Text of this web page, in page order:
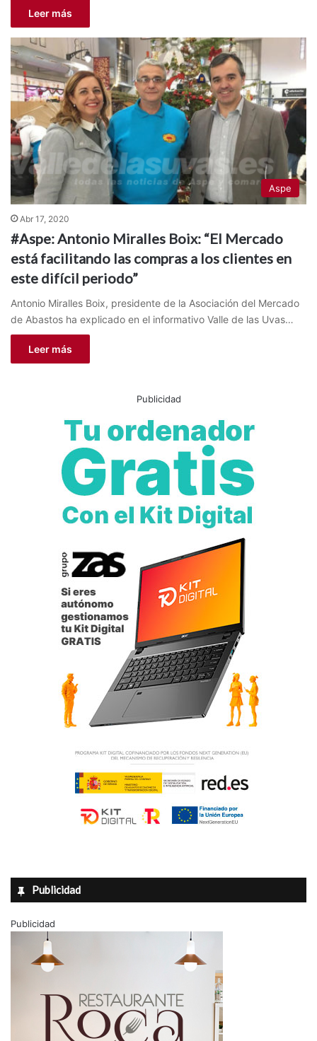
Leer más
Aspe
Abr 17, 2020
#Aspe: Antonio Miralles Boix: “El Mercado
está facilitando las compras a los clientes en
este difícil periodo”
Antonio Miralles Boix, presidente de la Asociación del Mercado
de Abastos ha explicado en el informativo Valle de las Uvas…
Leer más
Publicidad
Publicidad
Publicidad